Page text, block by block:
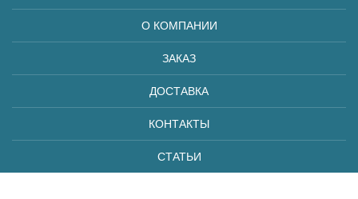
О КОМПАНИИ
ЗАКАЗ
ДОСТАВКА
КОНТАКТЫ
СТАТЬИ